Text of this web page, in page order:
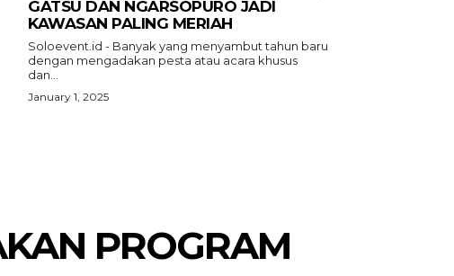
GATSU DAN NGARSOPURO JADI
KAWASAN PALING MERIAH
Soloevent.id - Banyak yang menyambut tahun baru
dengan mengadakan pesta atau acara khusus
dan...
January 1, 2025